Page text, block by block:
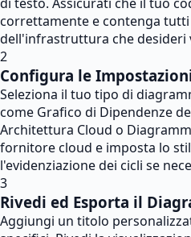
correttamente e contenga
dell'infrastruttura che desideri
2
Configura le
Seleziona il tuo tipo di
come Grafico di Dipendenze
Architettura Cloud o
fornitore cloud e imposta lo
l'evidenziazione dei cicli se
3
Rivedi ed Esporta il
Aggiungi un titolo